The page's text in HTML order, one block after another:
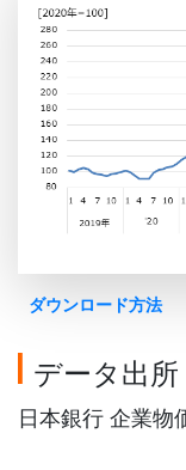
ダウンロード方法
データ出所
日本銀行 企業物